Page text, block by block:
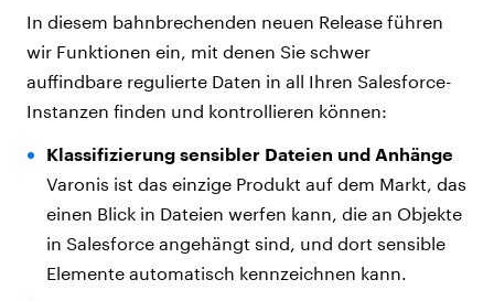
In diesem bahnbrechenden neuen Release führen
wir Funktionen ein, mit denen Sie schwer
auffindbare regulierte Daten in all Ihren Salesforce-
Instanzen finden und kontrollieren können:
Klassifizierung sensibler Dateien und Anhänge
Varonis ist das einzige Produkt auf dem Markt, das
einen Blick in Dateien werfen kann, die an Objekte
in Salesforce angehängt sind, und dort sensible
Elemente automatisch kennzeichnen kann.